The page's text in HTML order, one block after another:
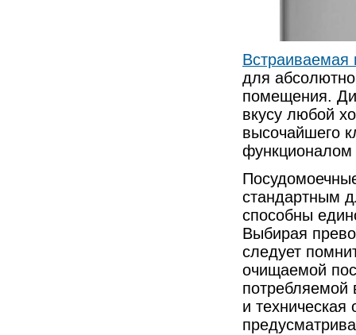
для
помещения.
вкусу любой
высочайшего
функционалом
стандартным
способны
Выбирая
следует
очищаемой
потребляемой
и